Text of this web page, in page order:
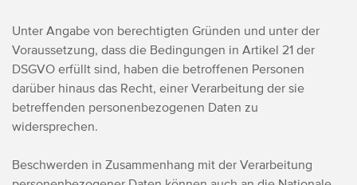
Unter Angabe von berechtigten Gründen und unter der
Voraussetzung, dass die Bedingungen in Artikel 21 der
DSGVO erfüllt sind, haben die betroffenen Personen
darüber hinaus das Recht, einer Verarbeitung der sie
betreffenden personenbezogenen Daten zu
widersprechen.
Beschwerden in Zusammenhang mit der Verarbeitung